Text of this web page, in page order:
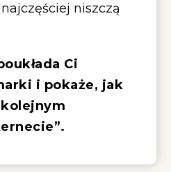
niszczą
Ci
i pokaże, jak